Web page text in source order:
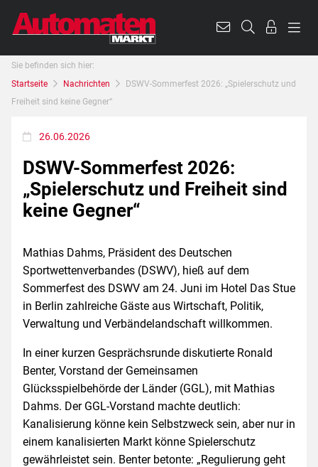
Sie befinden sich hier:
Startseite
Nachrichten
DSWV-Sommerfest 2026: „Spielerschutz und
Freiheit sind keine Gegner“
26.06.2026
DSWV-Sommerfest 2026:
„Spielerschutz und Freiheit sind
keine Gegner“
Mathias Dahms, Präsident des Deutschen
Sportwettenverbandes (DSWV), hieß auf dem
Sommerfest des DSWV am 24. Juni im Hotel Das Stue
in Berlin zahlreiche Gäste aus Wirtschaft, Politik,
Verwaltung und Verbändelandschaft willkommen.
In einer kurzen Gesprächsrunde diskutierte Ronald
Benter, Vorstand der Gemeinsamen
Glücksspielbehörde der Länder (GGL), mit Mathias
Dahms. Der GGL-Vorstand machte deutlich:
Kanalisierung könne kein Selbstzweck sein, aber nur in
einem kanalisierten Markt könne Spielerschutz
gewährleistet sein. Benter betonte: „Regulierung geht